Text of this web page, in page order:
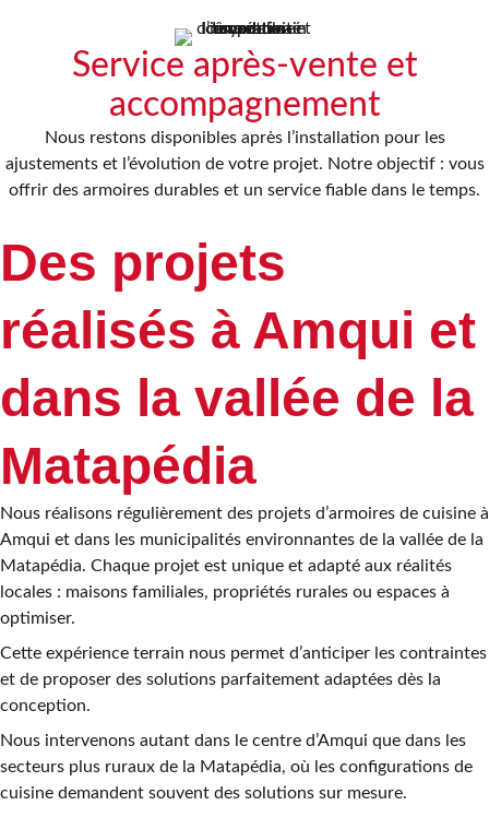
Service après‑vente et
accompagnement
Nous restons disponibles après l’installation pour les
ajustements et l’évolution de votre projet. Notre objectif : vous
offrir des armoires durables et un service fiable dans le temps.
Des projets
réalisés à Amqui et
dans la vallée de la
Matapédia
Nous réalisons régulièrement des projets d’armoires de cuisine à
Amqui et dans les municipalités environnantes de la vallée de la
Matapédia. Chaque projet est unique et adapté aux réalités
locales : maisons familiales, propriétés rurales ou espaces à
optimiser.
Cette expérience terrain nous permet d’anticiper les contraintes
et de proposer des solutions parfaitement adaptées dès la
conception.
Nous intervenons autant dans le centre d’Amqui que dans les
secteurs plus ruraux de la Matapédia, où les configurations de
cuisine demandent souvent des solutions sur mesure.